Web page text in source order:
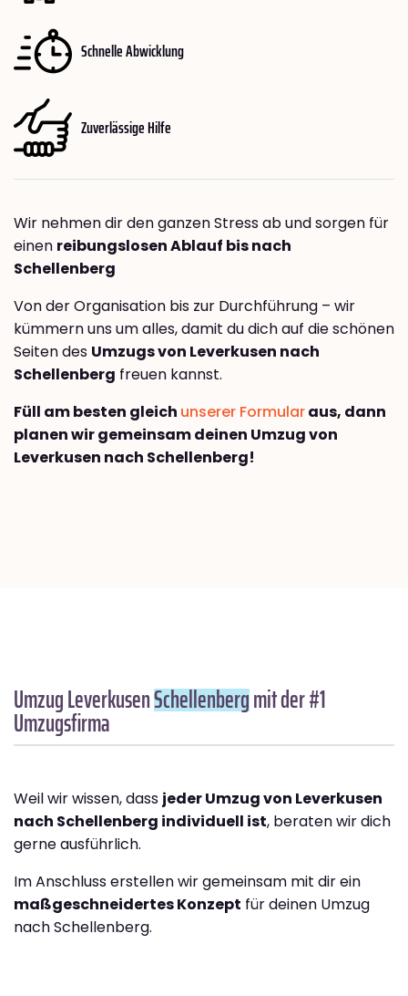
Schnelle Abwicklung
Zuverlässige Hilfe
Wir nehmen dir den ganzen Stress ab und sorgen für
einen reibungslosen Ablauf bis nach
Schellenberg
Von der Organisation bis zur Durchführung – wir
kümmern uns um alles, damit du dich auf die schönen
Seiten des Umzugs von Leverkusen nach
Schellenberg freuen kannst.
Füll am besten gleich unserer Formularaus, dann
planen wir gemeinsam deinen Umzug von
Leverkusen nach Schellenberg!
Umzug LeverkusenSchellenbergmit der #1
Umzugsfirma
Weil wir wissen, dass jeder Umzug von Leverkusen
nach Schellenberg individuell ist, beraten wir dich
gerne ausführlich.
Im Anschluss erstellen wir gemeinsam mit dir ein
maßgeschneidertes Konzept für deinen Umzug
nach Schellenberg.